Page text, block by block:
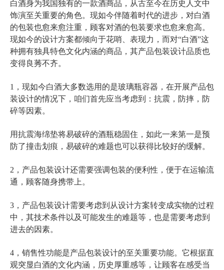
白酒身为我国独有的一款酒商品，从古至今在历史人文中
饰演至关重要的角色。现如今伴随着时代的进步，对白酒
的包装也愈来愈注重，顾客对酒的包装要求也愈来愈高。
现如今的设计方案都倾向于花哨、表现力，而对“白酒”这
种拥有独具特色文化内涵的商品，其产品包装设计品质也
变得良莠不齐。
1，现如今白酒大多数选用的是玻璃瓶容器，在开展产品包
装设计的情况下，咱们首先应当考虑到：抗震，防摔，防
碎等因素。
用抗震海绵垫将易破碎的酒瓶稳固住，如此一来第一是预
防了撞击划痕，易破碎的难题也可以获得比较好的缓解。
2，产品包装设计还需要强调包装的便利性，便于在运输流
通，顾客随身携带上。
3，产品包装设计需要考虑到从设计方案转变成实物的过程
中，其技术条件以及可能发生的难题等，也是需要考虑到
进去的因素。
4，销售性功能是产品包装设计的至关重要功能。它根据直
观突显白酒的文化内涵，历史厚重感等，让顾客在感受当